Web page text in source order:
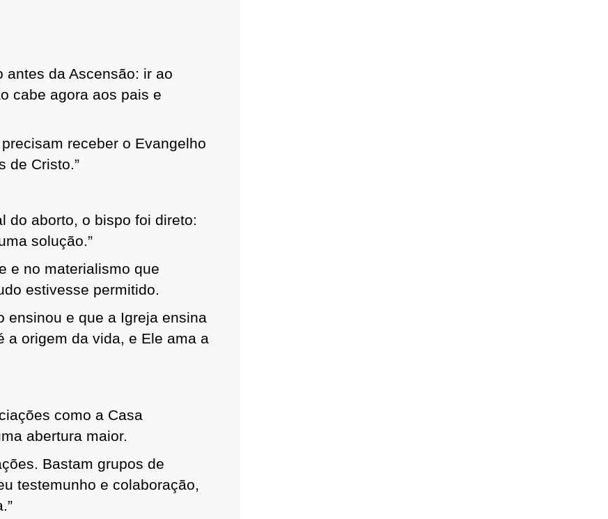
antes da Ascensão: ir ao
cabe agora aos pais e
receber o Evangelho
de Cristo.”
do aborto, o bispo foi direto:
solução.”
e no materialismo que
estivesse permitido.
ensinou e que a Igreja ensina
a origem da vida, e Ele ama a
como a Casa
abertura maior.
Bastam grupos de
testemunho e colaboração,